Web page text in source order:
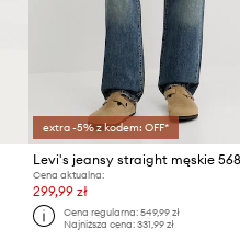
extra -5% z kodem: OFF*
Cena aktualna:
299,99 zł
Cena regularna: 549,99 zł
Najniższa cena: 331,99 zł